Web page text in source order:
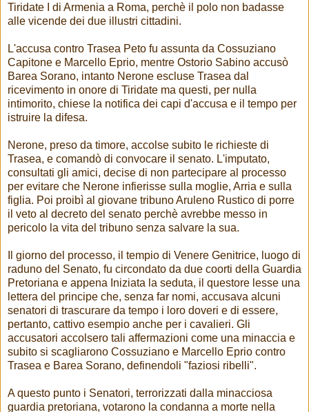
Tiridate I di Armenia a Roma, perchè il polo non badasse
alle vicende dei due illustri cittadini.
L'accusa contro Trasea Peto fu assunta da Cossuziano
Capitone e Marcello Eprio, mentre Ostorio Sabino accusò
Barea Sorano, intanto Nerone escluse Trasea dal
ricevimento in onore di Tiridate ma questi, per nulla
intimorito, chiese la notifica dei capi d'accusa e il tempo per
istruire la difesa.
Nerone, preso da timore, accolse subito le richieste di
Trasea, e comandò di convocare il senato. L'imputato,
consultati gli amici, decise di non partecipare al processo
per evitare che Nerone infierisse sulla moglie, Arria e sulla
figlia. Poi proibì al giovane tribuno Aruleno Rustico di porre
il veto al decreto del senato perchè avrebbe messo in
pericolo la vita del tribuno senza salvare la sua.
Il giorno del processo, il tempio di Venere Genitrice, luogo di
raduno del Senato, fu circondato da due coorti della Guardia
Pretoriana e appena Iniziata la seduta, il questore lesse una
lettera del principe che, senza far nomi, accusava alcuni
senatori di trascurare da tempo i loro doveri e di essere,
pertanto, cattivo esempio anche per i cavalieri. Gli
accusatori accolsero tali affermazioni come una minaccia e
subito si scagliarono Cossuziano e Marcello Eprio contro
Trasea e Barea Sorano, definendoli "faziosi ribelli".
A questo punto i Senatori, terrorizzati dalla minacciosa
guardia pretoriana, votarono la condanna a morte nella